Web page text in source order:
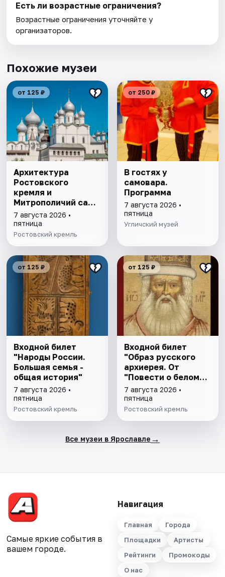
Есть ли возрастные ограничения?
Возрастные ограничения уточняйте у
организаторов.
Похожие музеи
от 125 ₽
Архитектура
Ростовского
кремля и
Митрополичий сад,
выставка
"Митрополичье
варенье"
7 августа 2026 •
пятница
Ростовский кремль
от 250 ₽
В гостях у
самовара.
Программа
7 августа 2026 •
пятница
Угличский музей
от 125 ₽
Входной билет
"Народы России.
Большая семья -
общая история"
7 августа 2026 •
пятница
Ростовский кремль
от 125 ₽
Входной билет
"Образ русского
архиерея. От
"Повести о белом
клобуке" до
восстановления
патриаршества"
7 августа 2026 •
пятница
Ростовский кремль
Все музеи в Ярославле →
Самые яркие события в
вашем городе.
Навигация
Главная
Города
Площадки
Артисты
Рейтинги
Промокоды
О нас